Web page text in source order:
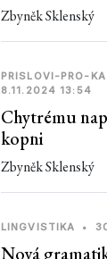
Zbyněk Sklenský
PRISLOVI-PRO-
8.11.2024 13:54
Chytrému
kopni
Zbyněk Sklenský
LINGVISTIKA •
Nová